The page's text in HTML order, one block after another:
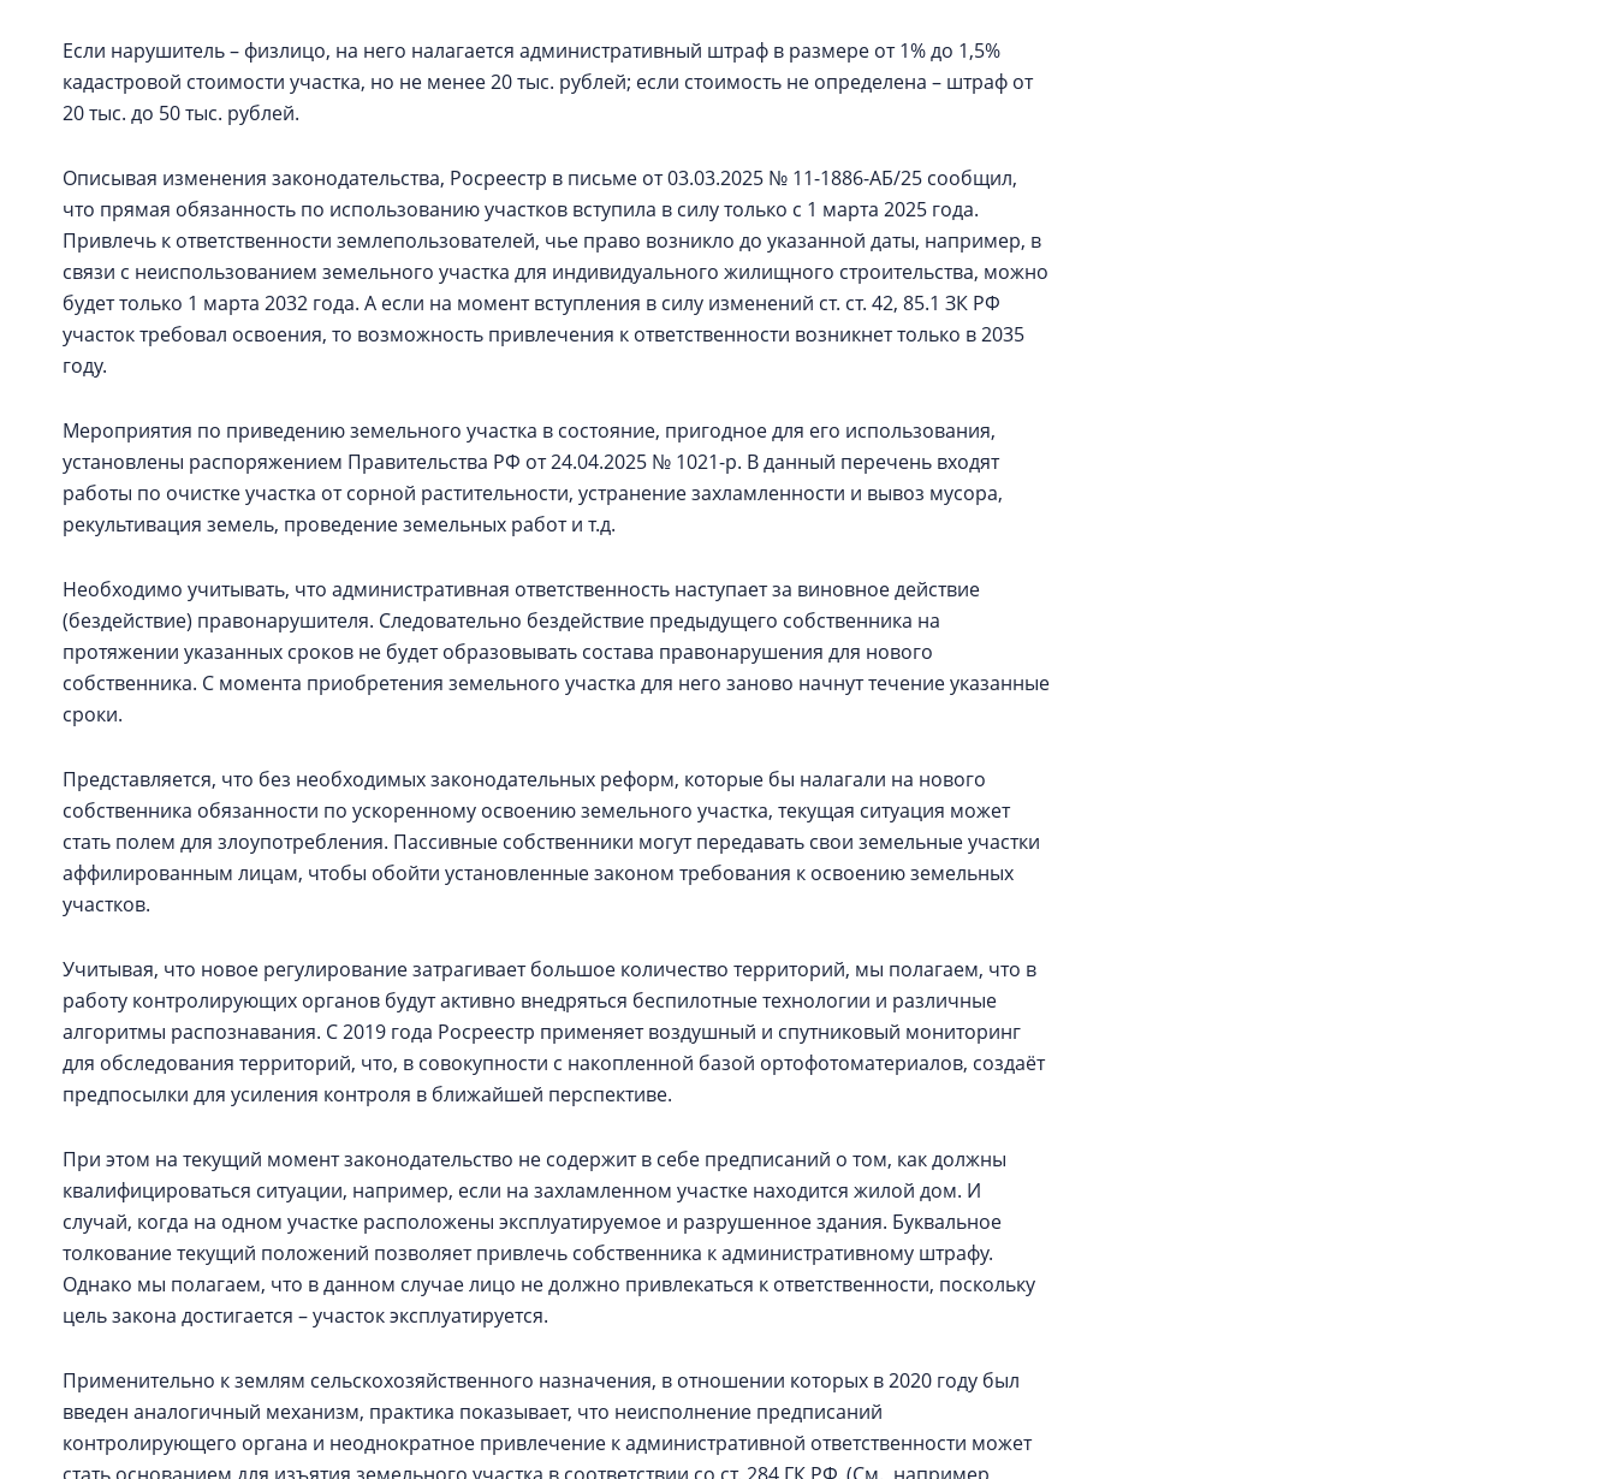
Если нарушитель – физлицо, на него налагается административный штраф в размере от 1% до 1,5%
кадастровой стоимости участка, но не менее 20 тыс. рублей; если стоимость не определена – штраф от
20 тыс. до 50 тыс. рублей.
Описывая изменения законодательства, Росреестр в письме от 03.03.2025 № 11-1886-АБ/25 сообщил,
что прямая обязанность по использованию участков вступила в силу только с 1 марта 2025 года.
Привлечь к ответственности землепользователей, чье право возникло до указанной даты, например, в
связи с неиспользованием земельного участка для индивидуального жилищного строительства, можно
будет только 1 марта 2032 года. А если на момент вступления в силу изменений ст. ст. 42, 85.1 ЗК РФ
участок требовал освоения, то возможность привлечения к ответственности возникнет только в 2035
году.
Мероприятия по приведению земельного участка в состояние, пригодное для его использования,
установлены распоряжением Правительства РФ от 24.04.2025 № 1021-р. В данный перечень входят
работы по очистке участка от сорной растительности, устранение захламленности и вывоз мусора,
рекультивация земель, проведение земельных работ и т.д.
Необходимо учитывать, что административная ответственность наступает за виновное действие
(бездействие) правонарушителя. Следовательно бездействие предыдущего собственника на
протяжении указанных сроков не будет образовывать состава правонарушения для нового
собственника. С момента приобретения земельного участка для него заново начнут течение указанные
сроки.
Представляется, что без необходимых законодательных реформ, которые бы налагали на нового
собственника обязанности по ускоренному освоению земельного участка, текущая ситуация может
стать полем для злоупотребления. Пассивные собственники могут передавать свои земельные участки
аффилированным лицам, чтобы обойти установленные законом требования к освоению земельных
участков.
Учитывая, что новое регулирование затрагивает большое количество территорий, мы полагаем, что в
работу контролирующих органов будут активно внедряться беспилотные технологии и различные
алгоритмы распознавания. С 2019 года Росреестр применяет воздушный и спутниковый мониторинг
для обследования территорий, что, в совокупности с накопленной базой ортофотоматериалов, создаёт
предпосылки для усиления контроля в ближайшей перспективе.
При этом на текущий момент законодательство не содержит в себе предписаний о том, как должны
квалифицироваться ситуации, например, если на захламленном участке находится жилой дом. И
случай, когда на одном участке расположены эксплуатируемое и разрушенное здания. Буквальное
толкование текущий положений позволяет привлечь собственника к административному штрафу.
Однако мы полагаем, что в данном случае лицо не должно привлекаться к ответственности, поскольку
цель закона достигается – участок эксплуатируется.
Применительно к землям сельскохозяйственного назначения, в отношении которых в 2020 году был
введен аналогичный механизм, практика показывает, что неисполнение предписаний
контролирующего органа и неоднократное привлечение к административной ответственности может